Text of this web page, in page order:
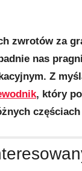
zwrotów za
nas
Z
, który